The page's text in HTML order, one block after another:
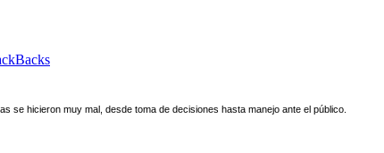
se hicieron muy mal, desde toma de decisiones hasta manejo ante el público.